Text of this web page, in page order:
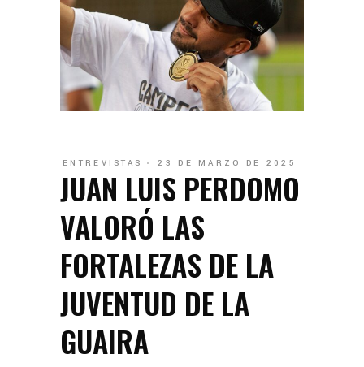
ENTREVISTAS 23 DE MARZO DE 2025
JUAN LUIS PERDOMO
VALORÓ LAS
FORTALEZAS DE LA
JUVENTUD DE LA
GUAIRA